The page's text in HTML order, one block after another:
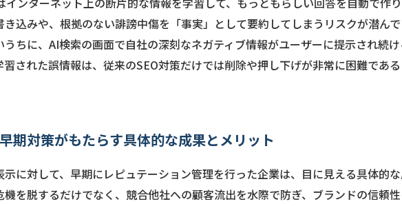
込みや、根拠のない誹謗中傷を「事実」として要約してしまうリスクが潜ん
ちに、AI検索の画面で自社の深刻なネガティブ情報がユーザーに提示され続
された誤情報は、従来のSEO対策だけでは削除や押し下げが非常に困難であ
期対策がもたらす具体的な成果とメリット
に対して、早期にレピュテーション管理を行った企業は、目に見える具体的
を脱するだけでなく、競合他社への顧客流出を水際で防ぎ、ブランドの信頼